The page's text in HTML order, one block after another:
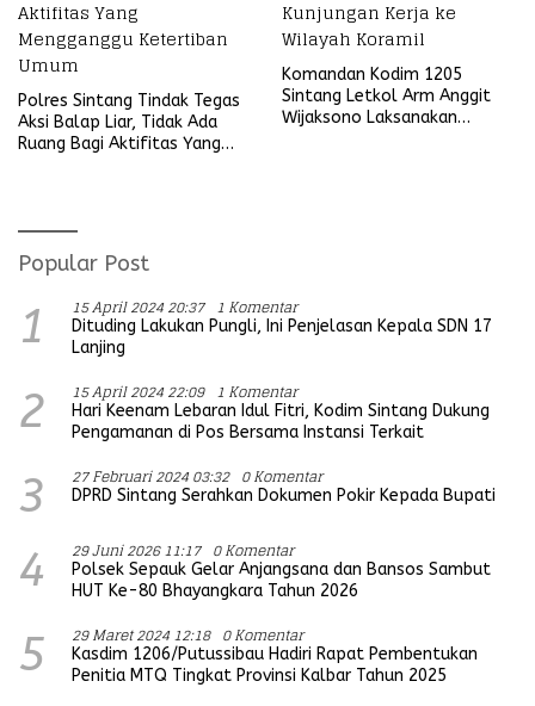
Polres Sintang Tindak Tegas
Aksi Balap Liar, Tidak Ada
Ruang Bagi Aktifitas Yang
Komandan Kodim 1205
Sintang Letkol Arm Anggit
Wijaksono Laksanakan
Popular Post
1 15 April 2024 20:37 1 Komentar
Dituding Lakukan Pungli, Ini Penjelasan Kepala SDN 17
Lanjing
2 15 April 2024 22:09 1 Komentar
Hari Keenam Lebaran Idul Fitri, Kodim Sintang Dukung
Pengamanan di Pos Bersama Instansi Terkait
3 27 Februari 2024 03:32 0 Komentar
DPRD Sintang Serahkan Dokumen Pokir Kepada Bupati
4 29 Juni 2026 11:17 0 Komentar
Polsek Sepauk Gelar Anjangsana dan Bansos Sambut
HUT Ke-80 Bhayangkara Tahun 2026
5 29 Maret 2024 12:18 0 Komentar
Kasdim 1206/Putussibau Hadiri Rapat Pembentukan
Penitia MTQ Tingkat Provinsi Kalbar Tahun 2025